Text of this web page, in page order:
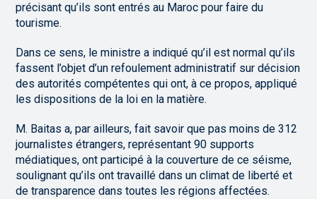
précisant qu’ils sont entrés au Maroc pour faire du
tourisme.
Dans ce sens, le ministre a indiqué qu’il est normal qu’ils
fassent l’objet d’un refoulement administratif sur décision
des autorités compétentes qui ont, à ce propos, appliqué
les dispositions de la loi en la matière.
M. Baitas a, par ailleurs, fait savoir que pas moins de 312
journalistes étrangers, représentant 90 supports
médiatiques, ont participé à la couverture de ce séisme,
soulignant qu’ils ont travaillé dans un climat de liberté et
de transparence dans toutes les régions affectées.